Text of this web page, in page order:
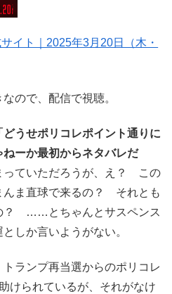
イト｜2025年3月20日（木・
なので、配信で視聴。
どうせポリコレポイント通りに
ーか最初からネタバレだ
っていただろうが、え？ この
んま直球で来るの？ それとも
？ ……とちゃんとサスペンス
しか言いようがない。
トランプ再当選からのポリコレ
けられているが、それがなけ